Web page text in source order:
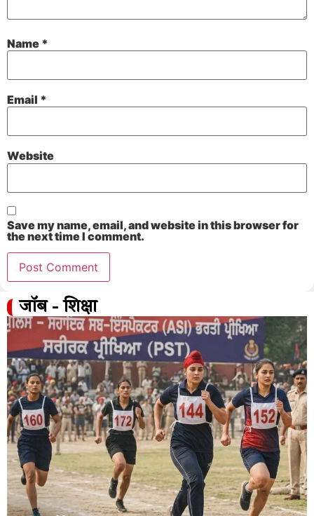
Name *
Email *
Website
Save my name, email, and website in this browser for
the next time I comment.
जॉब - शिक्षा